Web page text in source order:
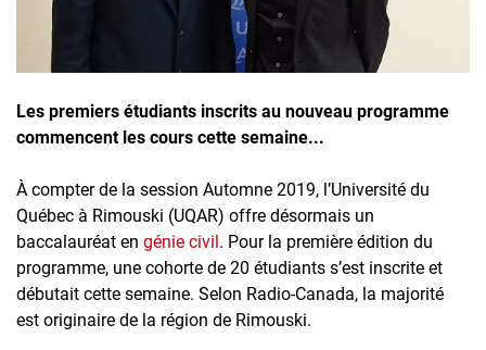
Les premiers étudiants inscrits au nouveau programme
commencent les cours cette semaine...
À compter de la session Automne 2019, l’Université du
Québec à Rimouski (UQAR) offre désormais un
baccalauréat en génie civil . Pour la première édition du
programme, une cohorte de 20 étudiants s’est inscrite et
débutait cette semaine. Selon Radio-Canada, la majorité
est originaire de la région de Rimouski.